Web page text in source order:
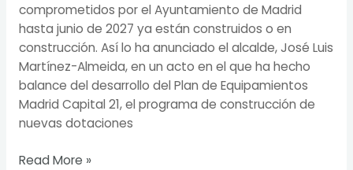
comprometidos por el Ayuntamiento de Madrid
hasta junio de 2027 ya están construidos o en
construcción. Así lo ha anunciado el alcalde, José Luis
Martínez-Almeida, en un acto en el que ha hecho
balance del desarrollo del Plan de Equipamientos
Madrid Capital 21, el programa de construcción de
nuevas dotaciones
Read More »